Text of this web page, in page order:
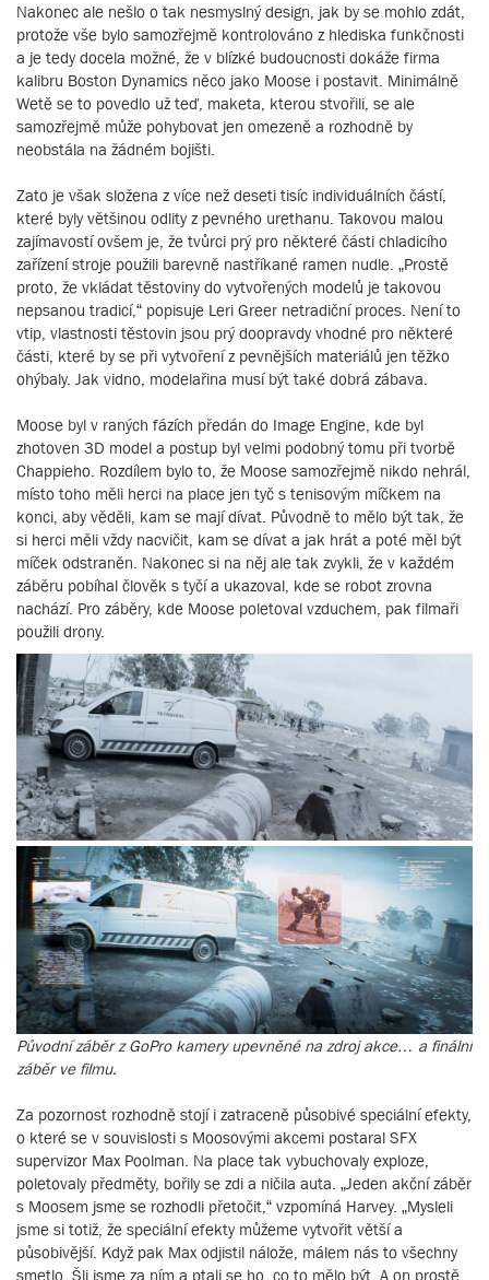
Nakonec ale nešlo o tak nesmyslný design, jak by se mohlo zdát,
protože vše bylo samozřejmě kontrolováno z hlediska funkčnosti
a je tedy docela možné, že v blízké budoucnosti dokáže firma
kalibru Boston Dynamics něco jako Moose i postavit. Minimálně
Wetě se to povedlo už teď, maketa, kterou stvořili, se ale
samozřejmě může pohybovat jen omezeně a rozhodně by
neobstála na žádném bojišti.
Zato je však složena z více než deseti tisíc individuálních částí,
které byly většinou odlity z pevného urethanu. Takovou malou
zajímavostí ovšem je, že tvůrci prý pro některé části chladicího
zařízení stroje použili barevně nastříkané ramen nudle. „Prostě
proto, že vkládat těstoviny do vytvořených modelů je takovou
nepsanou tradicí,“ popisuje Leri Greer netradiční proces. Není to
vtip, vlastnosti těstovin jsou prý doopravdy vhodné pro některé
části, které by se při vytvoření z pevnějších materiálů jen těžko
ohýbaly. Jak vidno, modelařina musí být také dobrá zábava.
Moose byl v raných fázích předán do Image Engine, kde byl
zhotoven 3D model a postup byl velmi podobný tomu při tvorbě
Chappieho. Rozdílem bylo to, že Moose samozřejmě nikdo nehrál,
místo toho měli herci na place jen tyč s tenisovým míčkem na
konci, aby věděli, kam se mají dívat. Původně to mělo být tak, že
si herci měli vždy nacvičit, kam se dívat a jak hrát a poté měl být
míček odstraněn. Nakonec si na něj ale tak zvykli, že v každém
záběru pobíhal člověk s tyčí a ukazoval, kde se robot zrovna
nachází. Pro záběry, kde Moose poletoval vzduchem, pak filmaři
použili drony.
Původní záběr z GoPro kamery upevněné na zdroj akce… a finální
záběr ve filmu.
Za pozornost rozhodně stojí i zatraceně působivé speciální efekty,
o které se v souvislosti s Moosovými akcemi postaral SFX
supervizor Max Poolman. Na place tak vybuchovaly exploze,
poletovaly předměty, bořily se zdi a ničila auta. „Jeden akční záběr
s Moosem jsme se rozhodli přetočit,“ vzpomíná Harvey. „Mysleli
jsme si totiž, že speciální efekty můžeme vytvořit větší a
působivější. Když pak Max odjistil nálože, málem nás to všechny
smetlo. Šli jsme za ním a ptali se ho, co to mělo být. A on prostě